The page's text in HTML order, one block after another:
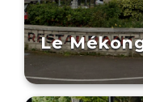
Le